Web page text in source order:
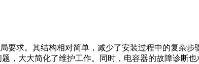
要求。其结构相对简单，减少了安装过程中的复杂
，大大简化了维护工作。同时，电容器的故障诊断